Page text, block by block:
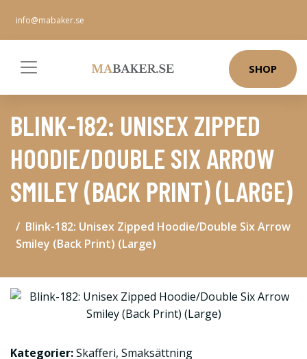
info@mabaker.se
SHOP
BLINK-182: UNISEX ZIPPED
HOODIE/DOUBLE SIX ARROW
SMILEY (BACK PRINT) (LARGE)
Blink-182: Unisex Zipped Hoodie/Double Six Arrow
Smiley (Back Print) (Large)
Kategorier:Skafferi, Smaksättning